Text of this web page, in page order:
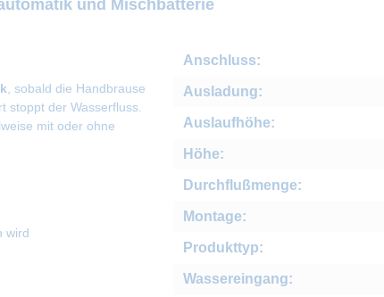
und Mischbatterie
, sobald die Handbrause
stoppt der Wasserfluss.
mit oder ohne
wird
Anschluss:
Ausladung:
Auslaufhöhe:
Höhe:
Durchflußmenge:
Montage:
Produkttyp:
Wassereingang: